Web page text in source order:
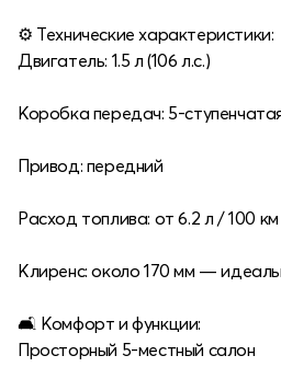
⚙️ Технические характеристики:
Двигатель: 1.5 л (106 л.с.)
Коробка передач: 5-
Привод: передний
Расход топлива: от 6.2 л / 100 км
Клиренс: около 170 мм —
🛋 Комфорт и функции:
Просторный 5-местный салон